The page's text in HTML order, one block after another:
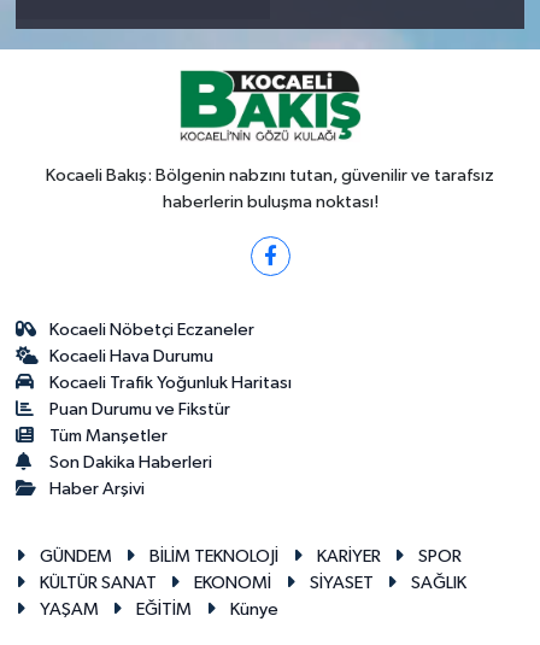
Kocaeli Bakış: Bölgenin nabzını tutan, güvenilir ve tarafsız
haberlerin buluşma noktası!
Kocaeli Nöbetçi Eczaneler
Kocaeli Hava Durumu
Kocaeli Trafik Yoğunluk Haritası
Puan Durumu ve Fikstür
Tüm Manşetler
Son Dakika Haberleri
Haber Arşivi
GÜNDEM BİLİM TEKNOLOJİ KARİYER
SPOR
KÜLTÜR SANAT
EKONOMİ SİYASET
SAĞLIK
YAŞAM
EĞİTİM Künye